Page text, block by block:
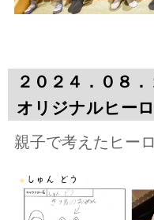
２０２４．０８
オリジナルヒー
親子で考えたヒー